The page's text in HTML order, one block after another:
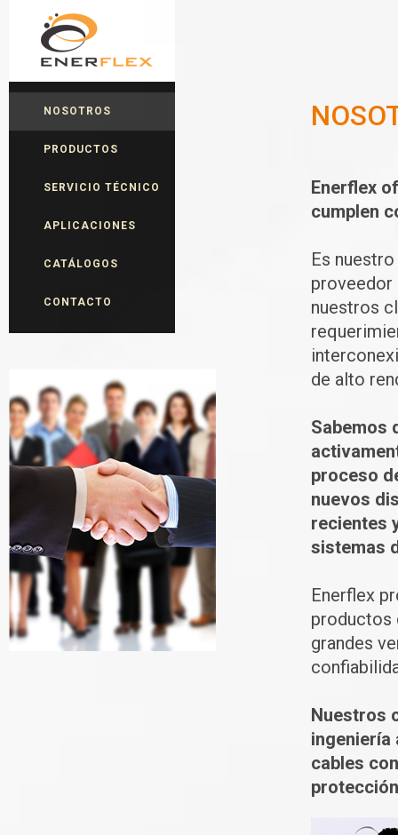
NOSOTROS
PRODUCTOS
SERVICIO TÉCNICO
APLICACIONES
CATÁLOGOS
CONTACTO
Enerflex
cumplen
Es
proveedor
nuestros
de alto
Sabemos
proceso
nuevos
recientes
sistemas
Enerflex
productos
grandes
Nuestros
ingeniería
cables